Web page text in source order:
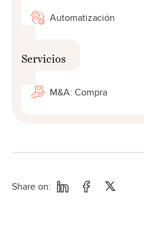
Automatización
Servicios
M&A: Compra
Share on: